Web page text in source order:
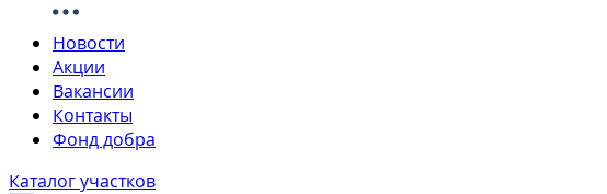
Новости
Акции
Вакансии
Контакты
Фонд добра
Каталог участков